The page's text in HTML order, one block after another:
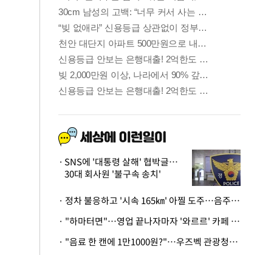
SNS에 '대통령 살해' 협박글…
30대 회사원 '불구속 송치'
· 정차 불응하고 '시속 165㎞' 아찔 도주…음주운전자 체포
· "하마터면"…영업 끝나자마자 '와르르' 카페 테라스 덮친 대리석 외벽
· "음료 한 캔에 1만1000원?"…우즈벡 관광청까지 나섰다, 유튜버 폭로 후폭풍